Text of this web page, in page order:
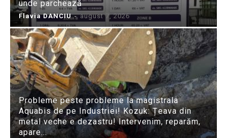
unde parchează
Flavia DANCIU - august 7, 2026
Probleme peste probleme la magistrala
Aquabis de pe Industriei! Kozuk: Țeava din
metal veche e dezastru! Intervenim, reparăm,
apare...